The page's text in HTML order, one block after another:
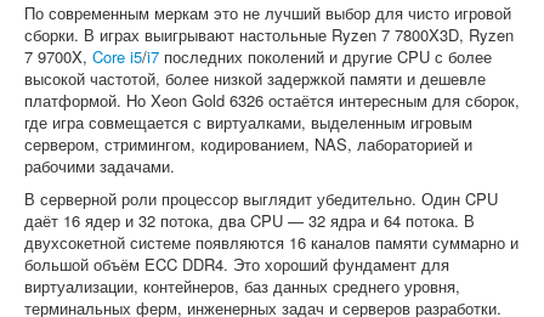
По современным меркам это не лучший выбор для чисто игровой
сборки. В играх выигрывают настольные Ryzen 7 7800X3D, Ryzen
7 9700X, Core i5/i7 последних поколений и другие CPU с более
высокой частотой, более низкой задержкой памяти и дешевле
платформой. Но Xeon Gold 6326 остаётся интересным для сборок,
где игра совмещается с виртуалками, выделенным игровым
сервером, стримингом, кодированием, NAS, лабораторией и
рабочими задачами.
В серверной роли процессор выглядит убедительно. Один CPU
даёт 16 ядер и 32 потока, два CPU — 32 ядра и 64 потока. В
двухсокетной системе появляются 16 каналов памяти суммарно и
большой объём ECC DDR4. Это хороший фундамент для
виртуализации, контейнеров, баз данных среднего уровня,
терминальных ферм, инженерных задач и серверов разработки.